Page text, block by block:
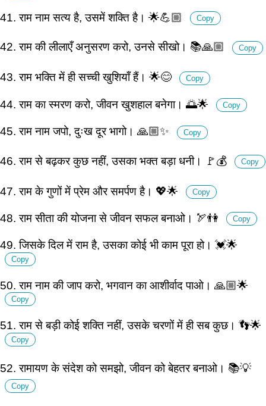
41. राम नाम सत्य है, उसमें शक्ति है। 🌟💪🏼 Copy
42. राम की लीलाएँ अनुसरण करो, उनसे सीखो। 📚🙏🏼 Copy
43. राम भक्ति में ही सच्ची खुशियाँ हैं। 🌟😊 Copy
44. राम का स्मरण करो, जीवन खुशहाल बनेगा। 🌅🌟 Copy
45. राम नाम जपो, दुःख दूर भागो। 🙏🏼✨ Copy
46. राम से बढ़कर कुछ नहीं, उसका भक्त बड़ा धनी। 🚩💰 Copy
47. राम के गुणों में प्रेम और समर्पण है। 💖🌟 Copy
48. राम सीता की योजना से जीवन सफल बनाओ। 🏹👫 Copy
49. जिसके दिल में राम है, उसका कोई भी काम पूरा हो। 💓🌟
Copy
50. राम नाम की जाप करो, भगवान का आशीर्वाद पाओ। 🙏🏼🌟
Copy
51. राम से बड़ी कोई शक्ति नहीं, उसके चरणों में ही सब कुछ। 👣🌟
Copy
52. रामायण के संदेश को समझो, जीवन को बेहतर बनाओ। 📚💡
Copy